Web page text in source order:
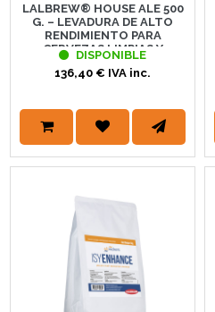
LALBREW® HOUSE ALE 500
G. – LEVADURA DE ALTO
RENDIMIENTO PARA
CERVEZAS LIMPIAS Y
VERSÁTILES | LALLEMAND
BREWING
DISPONIBLE
136,40 € IVA inc.